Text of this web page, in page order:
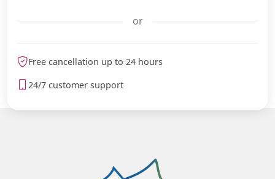
or
Free cancellation up to 24 hours
24/7 customer support